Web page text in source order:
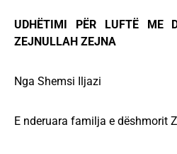
UDHËTIMI PËR LUFTË ME
ZEJNULLAH ZEJNA
Nga Shemsi Iljazi
E nderuara familja e dëshmorit